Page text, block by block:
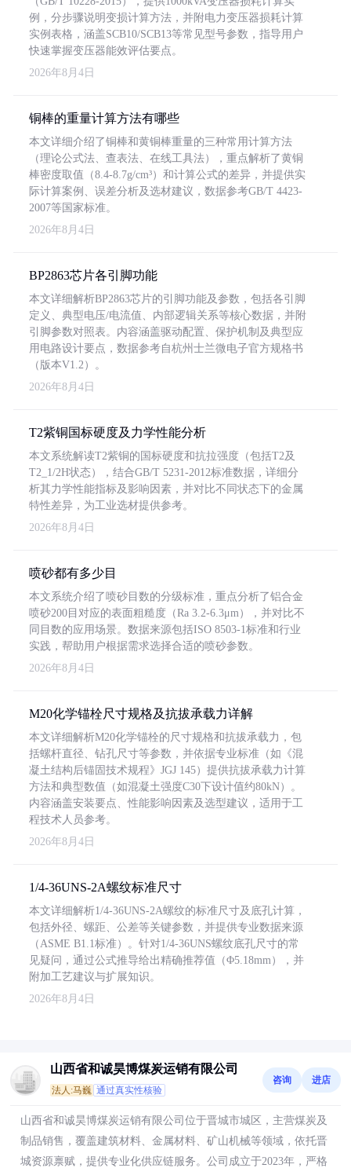
例，分步骤说明变损计算方法，并附电力变压器损耗计算
实例表格，涵盖SCB10/SCB13等常见型号参数，指导用户
快速掌握变压器能效评估要点。
2026年8月4日
铜棒的重量计算方法有哪些
本文详细介绍了铜棒和黄铜棒重量的三种常用计算方法
（理论公式法、查表法、在线工具法），重点解析了黄铜
棒密度取值（8.4-8.7g/cm³）和计算公式的差异，并提供实
际计算案例、误差分析及选材建议，数据参考GB/T 4423-
2007等国家标准。
2026年8月4日
BP2863芯片各引脚功能
本文详细解析BP2863芯片的引脚功能及参数，包括各引脚
定义、典型电压/电流值、内部逻辑关系等核心数据，并附
引脚参数对照表。内容涵盖驱动配置、保护机制及典型应
用电路设计要点，数据参考自杭州士兰微电子官方规格书
（版本V1.2）。
2026年8月4日
T2紫铜国标硬度及力学性能分析
本文系统解读T2紫铜的国标硬度和抗拉强度（包括T2及
T2_1/2H状态），结合GB/T 5231-2012标准数据，详细分
析其力学性能指标及影响因素，并对比不同状态下的金属
特性差异，为工业选材提供参考。
2026年8月4日
喷砂都有多少目
本文系统介绍了喷砂目数的分级标准，重点分析了铝合金
喷砂200目对应的表面粗糙度（Ra 3.2-6.3μm），并对比不
同目数的应用场景。数据来源包括ISO 8503-1标准和行业
实践，帮助用户根据需求选择合适的喷砂参数。
2026年8月4日
M20化学锚栓尺寸规格及抗拔承载力详解
本文详细解析M20化学锚栓的尺寸规格和抗拔承载力，包
括螺杆直径、钻孔尺寸等参数，并依据专业标准（如《混
凝土结构后锚固技术规程》JGJ 145）提供抗拔承载力计算
方法和典型数值（如混凝土强度C30下设计值约80kN）。
内容涵盖安装要点、性能影响因素及选型建议，适用于工
程技术人员参考。
2026年8月4日
1/4-36UNS-2A螺纹标准尺寸
本文详细解析1/4-36UNS-2A螺纹的标准尺寸及底孔计算，
包括外径、螺距、公差等关键参数，并提供专业数据来源
（ASME B1.1标准）。针对1/4-36UNS螺纹底孔尺寸的常
见疑问，通过公式推导给出精确推荐值（Φ5.18mm），并
附加工艺建议与扩展知识。
2026年8月4日
山西省和诚昊博煤炭运销有限公司
法人:马巍 通过真实性核验
咨询 进店
山西省和诚昊博煤炭运销有限公司位于晋城市城区，主营煤炭及
制品销售，覆盖建筑材料、金属材料、矿山机械等领域，依托晋
城资源禀赋，提供专业化供应链服务。公司成立于2023年，严格